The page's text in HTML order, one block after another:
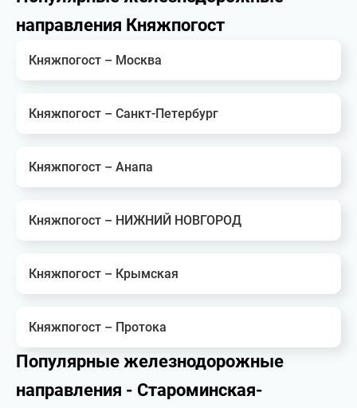
направления Княжпогост
Княжпогост – Москва
Княжпогост – Санкт-Петербург
Княжпогост – Анапа
Княжпогост – НИЖНИЙ НОВГОРОД
Княжпогост – Крымская
Княжпогост – Протока
Популярные железнодорожные
направления - Староминская-